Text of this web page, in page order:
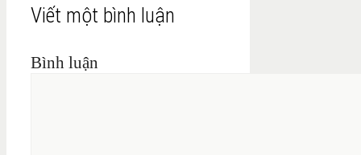
Viết một bình luận
Bình luận